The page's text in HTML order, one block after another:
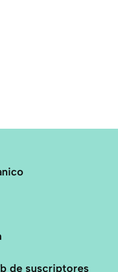
de suscriptores
Únete al club de suscriptores